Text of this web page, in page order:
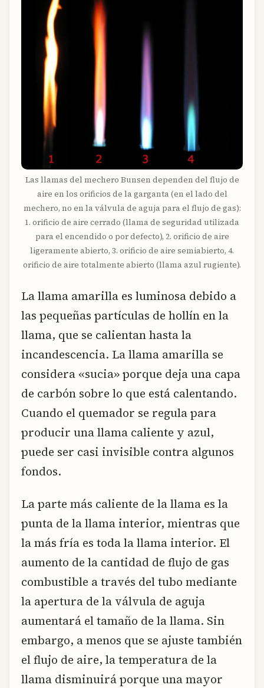
Las llamas del mechero Bunsen dependen del flujo de
aire en los orificios de la garganta (en el lado del
mechero, no en la válvula de aguja para el flujo de gas):
1. orificio de aire cerrado (llama de seguridad utilizada
para el encendido o por defecto), 2. orificio de aire
ligeramente abierto, 3. orificio de aire semiabierto, 4.
orificio de aire totalmente abierto (llama azul rugiente).
La llama amarilla es luminosa debido a
las pequeñas partículas de hollín en la
llama, que se calientan hasta la
incandescencia. La llama amarilla se
considera «sucia» porque deja una capa
de carbón sobre lo que está calentando.
Cuando el quemador se regula para
producir una llama caliente y azul,
puede ser casi invisible contra algunos
fondos.
La parte más caliente de la llama es la
punta de la llama interior, mientras que
la más fría es toda la llama interior. El
aumento de la cantidad de flujo de gas
combustible a través del tubo mediante
la apertura de la válvula de aguja
aumentará el tamaño de la llama. Sin
embargo, a menos que se ajuste también
el flujo de aire, la temperatura de la
llama disminuirá porque una mayor